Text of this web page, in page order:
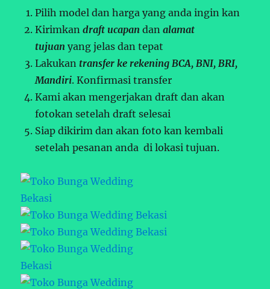
Pilih model dan harga yang anda ingin kan
Kirimkandraft ucapan danalamat
tujuan yang jelas dan tepat
Lakukan transfer ke rekening BCA, BNI, BRI,
Mandiri. Konfirmasi transfer
Kami akan mengerjakan draft dan akan
fotokan setelah draft selesai
Siap dikirim dan akan foto kan kembali
setelah pesanan anda di lokasi tujuan.